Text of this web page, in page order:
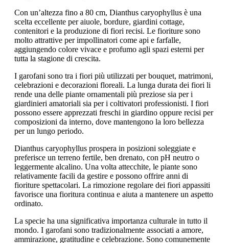
Con un’altezza fino a 80 cm, Dianthus caryophyllus è una
scelta eccellente per aiuole, bordure, giardini cottage,
contenitori e la produzione di fiori recisi. Le fioriture sono
molto attrattive per impollinatori come api e farfalle,
aggiungendo colore vivace e profumo agli spazi esterni per
tutta la stagione di crescita.
I garofani sono tra i fiori più utilizzati per bouquet, matrimoni,
celebrazioni e decorazioni floreali. La lunga durata dei fiori li
rende una delle piante ornamentali più preziose sia per i
giardinieri amatoriali sia per i coltivatori professionisti. I fiori
possono essere apprezzati freschi in giardino oppure recisi per
composizioni da interno, dove mantengono la loro bellezza
per un lungo periodo.
Dianthus caryophyllus prospera in posizioni soleggiate e
preferisce un terreno fertile, ben drenato, con pH neutro o
leggermente alcalino. Una volta attecchite, le piante sono
relativamente facili da gestire e possono offrire anni di
fioriture spettacolari. La rimozione regolare dei fiori appassiti
favorisce una fioritura continua e aiuta a mantenere un aspetto
ordinato.
La specie ha una significativa importanza culturale in tutto il
mondo. I garofani sono tradizionalmente associati a amore,
ammirazione, gratitudine e celebrazione. Sono comunemente